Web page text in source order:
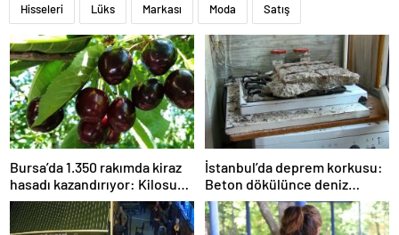
Hisseleri Lüks Markası Moda Satış
Bursa’da 1.350 rakımda kiraz
hasadı kazandırıyor: Kilosu
80 lira
İstanbul’da deprem korkusu:
Beton dökülünce deniz
kabukları ortaya çıktı